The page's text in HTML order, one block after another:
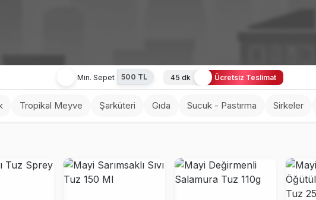
Min. Sepet 500 TL 45 dk Ücretsiz Teslimat
Tropikal Meyve Şarküteri Gıda Sucuk - Pastırma Sirkeler